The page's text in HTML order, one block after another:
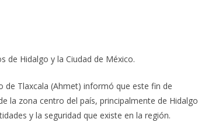
de Hidalgo y la Ciudad de México.
de Tlaxcala (Ahmet) informó que este fin de
la zona centro del país, principalmente de Hidalgo
y la seguridad que existe en la región.